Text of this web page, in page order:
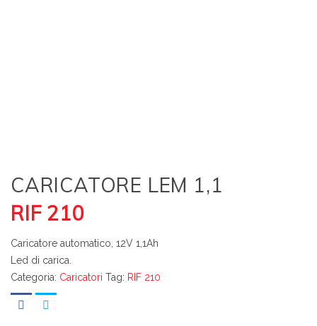
CARICATORE LEM 1,1
RIF 210
Caricatore automatico, 12V 1,1Ah
Led di carica.
Categoria: Caricatori Tag: RIF 210